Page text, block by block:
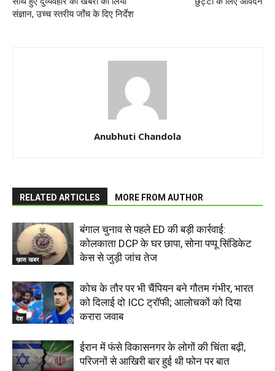
संज्ञान, उच्च स्तरीय जाँच के दिए निर्देश
Anubhuti Chandola
RELATED ARTICLES MORE FROM AUTHOR
ख़ास खबर
बंगाल चुनाव से पहले ED की बड़ी कार्रवाई:
कोलकाता DCP के घर छापा, सोना पप्पू सिंडिकेट
केस से जुड़ी जांच तेज
देश
कोच के तौर पर भी चैंपियन बने गौतम गंभीर, भारत
को दिलाई दो ICC ट्रॉफी; आलोचकों को दिया
करारा जवाब
ईरान में फंसे विकासनगर के लोगों की चिंता बढ़ी,
परिजनों से आखिरी बार हुई थी फोन पर बात